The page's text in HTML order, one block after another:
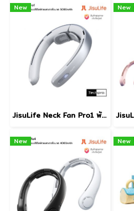
New
JisuLife Neck Fan Pro1 พัดลมคล้องคอแบบไร้ใบพัดความจุแบตเตอรี่ 5000mAh
New
New New